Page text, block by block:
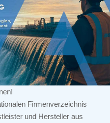
Firmenverzeichnis
und Hersteller aus